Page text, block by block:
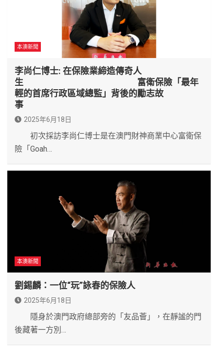
本澳新聞
李尚仁博士: 在保險業締造傳奇人
生 富衛保險「最年
輕的首席行政區域總監」背後的勵志故
事
2025年6月18日
初次採訪李尚仁博士是在澳門財神商業中心富衛保
險「Goah…
本澳新聞
劉錫麟：一位“玩”詠春的保險人
2025年6月18日
隱身於澳門政府總部旁的「友品薈」，在靜謐的門
後藏著一方別…